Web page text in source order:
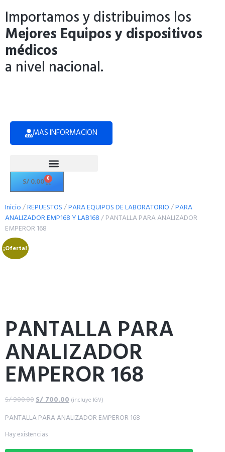
Importamos y distribuimos los
Mejores Equipos y dispositivos
médicos
a nivel nacional.
MAS INFORMACION
S/0.00 0
Inicio/REPUESTOS/PARA EQUIPOS DE LABORATORIO/PARA
ANALIZADOR EMP168 Y LAB168/ PANTALLA PARA ANALIZADOR
EMPEROR 168
¡Oferta!
PANTALLA PARA
ANALIZADOR
EMPEROR 168
S/900.00S/700.00 (incluye IGV)
PANTALLA PARA ANALIZADOR EMPEROR 168
Hay existencias